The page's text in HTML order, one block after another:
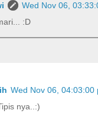
Wed Nov 06,
:D
Wed Nov 06, 04:03:00
nya..:)